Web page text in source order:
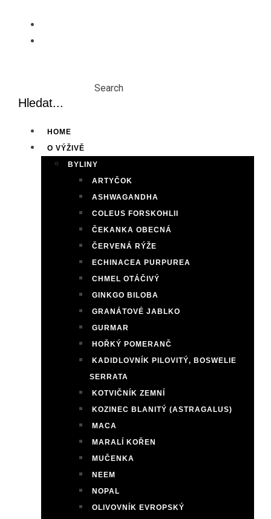
content
Search
HOME
O VÝŽIVĚ
BYLINY
ARTYČOK
ASHWAGANDHA
COLEUS FORSKOHLII
ČEKANKA OBECNÁ
ČERVENÁ RÝŽE
ECHINACEA PURPUREA
CHMEL OTÁČIVÝ
GINKGO BILOBA
GRANÁTOVÉ JABLKO
GURMAR
HOŘKÝ POMERANČ
KADIDLOVNÍK PILOVITÝ, BOSWELIE
SERRATA
KOTVIČNÍK ZEMNÍ
KOZINEC BLANITÝ (ASTRAGALUS)
MACA
MARALÍ KOŘEN
MUČENKA
NEEM
NOPAL
OLIVOVNÍK EVROPSKÝ